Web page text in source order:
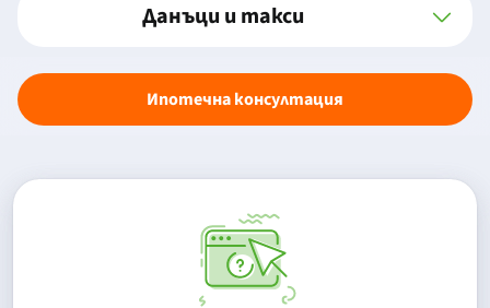
Данъци и такси
Ипотечна консултация